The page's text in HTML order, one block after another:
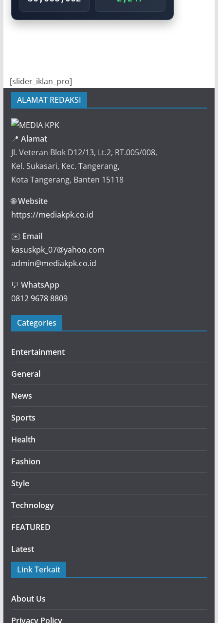
[slider_iklan_pro]
ALAMAT REDAKSI
📍 Alamat
Jl. Veteran Blok D12/13, Lt.2, RT.005/008,
Kel. Sukasari, Kec. Tangerang,
Kota Tangerang, Banten 15118
🌐Website
https://mediakpk.co.id
✉️ Email
kasuskpk_07@yahoo.com
admin@mediakpk.co.id
💬 WhatsApp
0812 9678 8809
Categories
Entertainment
General
News
Sports
Health
Fashion
Style
Technology
FEATURED
Latest
Link Terkait
About Us
Privacy Policy